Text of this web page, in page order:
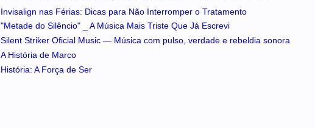
Invisalign nas Férias: Dicas para Não Interromper o Tratamento
"Metade do Silêncio" _ A Música Mais Triste Que Já Escrevi
Silent Striker Oficial Music — Música com pulso, verdade e rebeldia sonora
A História de Marco
História: A Força de Ser